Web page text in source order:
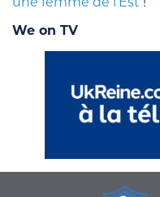
We on TV